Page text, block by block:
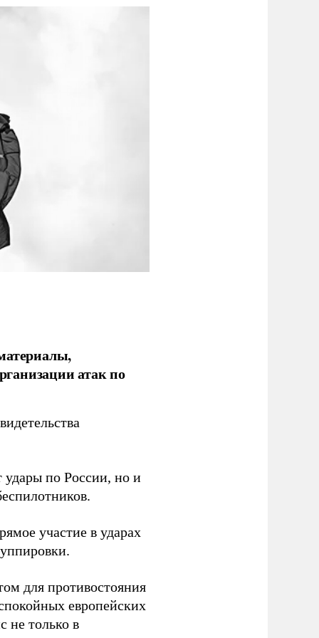
атак по
удары по России, но и
участие в ударах
для противостояния
европейских
не только в